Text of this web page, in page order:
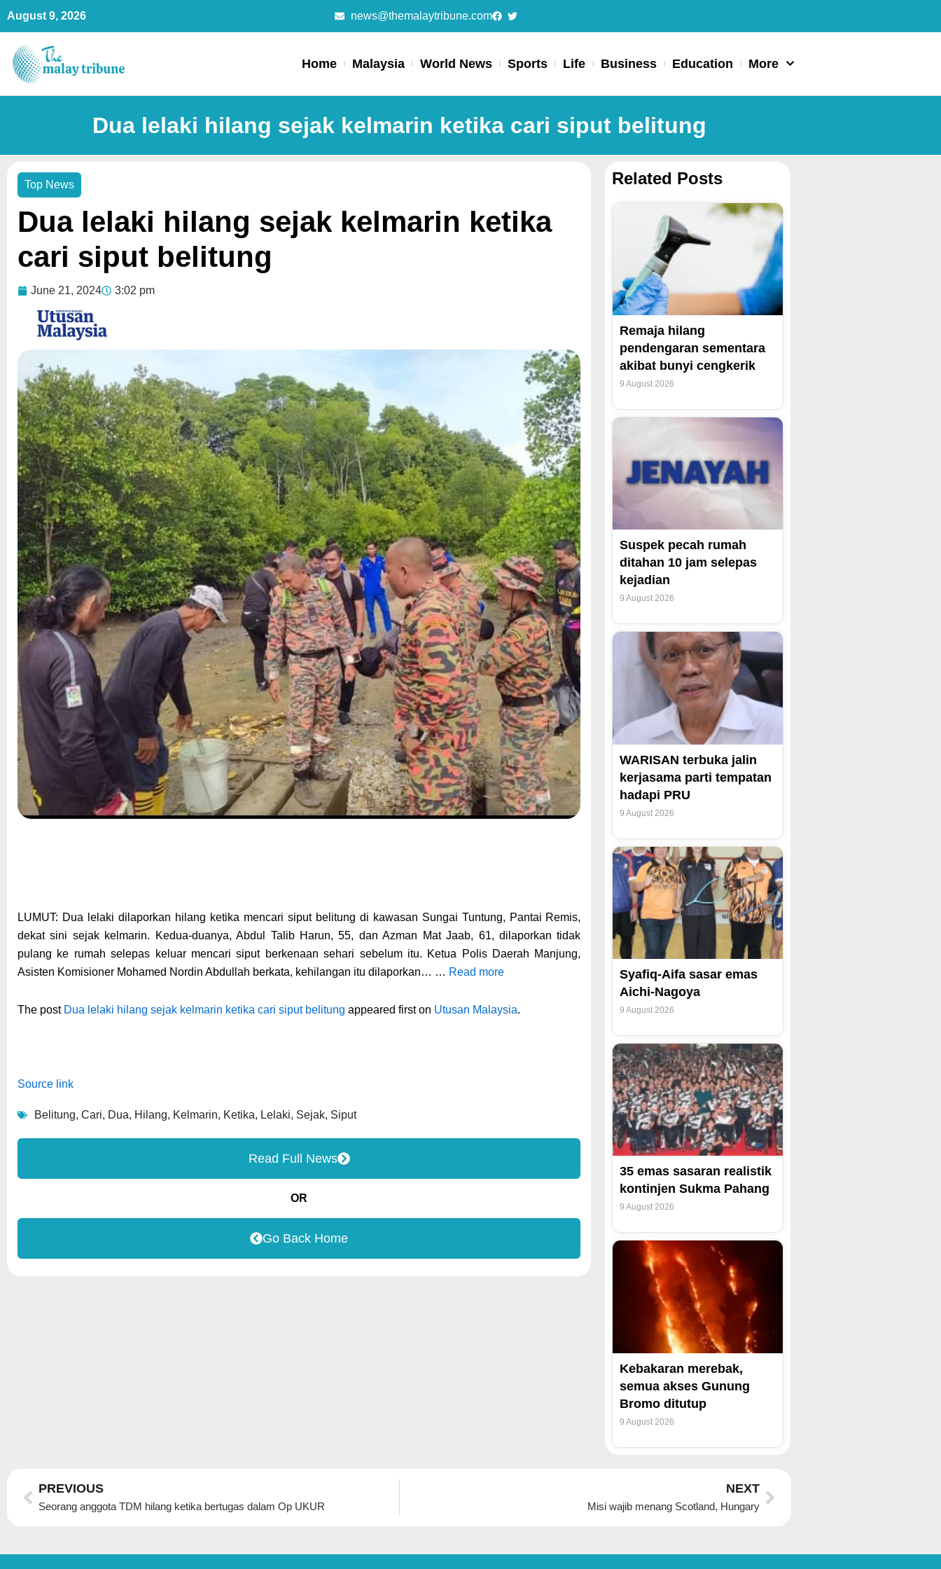
Skip
content
August 9, 2026 news@themalaytribune.com
Home Malaysia World News Sports Life Business Education More
Dua lelaki hilang sejak kelmarin ketika cari siput belitung
Top News
Dua lelaki hilang sejak kelmarin ketika
cari siput belitung
June 21, 2024 3:02 pm
LUMUT: Dua lelaki dilaporkan hilang ketika mencari siput belitung di kawasan Sungai Tuntung, Pantai Remis,
dekat sini sejak kelmarin. Kedua-duanya, Abdul Talib Harun, 55, dan Azman Mat Jaab, 61, dilaporkan tidak
pulang ke rumah selepas keluar mencari siput berkenaan sehari sebelum itu. Ketua Polis Daerah Manjung,
Asisten Komisioner Mohamed Nordin Abdullah berkata, kehilangan itu dilaporkan… … Read more
The post Dua lelaki hilang sejak kelmarin ketika cari siput belitung appeared first on Utusan Malaysia.
Source link
Belitung, Cari, Dua, Hilang, Kelmarin, Ketika, Lelaki, Sejak, Siput
Read Full News
OR
Go Back Home
Related Posts
Remaja hilang
pendengaran sementara
akibat bunyi cengkerik
9 August 2026
Suspek pecah rumah
ditahan 10 jam selepas
kejadian
9 August 2026
WARISAN terbuka jalin
kerjasama parti tempatan
hadapi PRU
9 August 2026
Syafiq-Aifa sasar emas
Aichi-Nagoya
9 August 2026
35 emas sasaran realistik
kontinjen Sukma Pahang
9 August 2026
Kebakaran merebak,
semua akses Gunung
Bromo ditutup
9 August 2026
Prev
PREVIOUS
Seorang anggota TDM hilang ketika bertugas dalam Op UKUR
NEXT
Misi wajib menang Scotland, Hungary
Next